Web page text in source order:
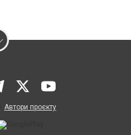
Автори проєкту